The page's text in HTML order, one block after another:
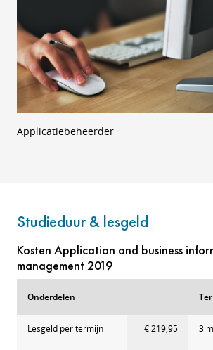
Applicatiebeheerder
Studieduur & lesgeld
Kosten Application and business
management 2019
Onderdelen
Lesgeld per termijn € 219,95 3